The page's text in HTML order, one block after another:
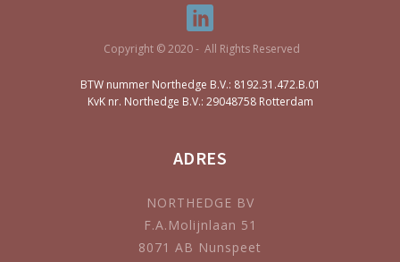
Copyright © 2020 - All Rights Reserved
BTW nummer Northedge B.V.: 8192.31.472.B.01
KvK nr. Northedge B.V.: 29048758 Rotterdam
ADRES
NORTHEDGE BV
F.A.Molijnlaan 51
8071 AB Nunspeet